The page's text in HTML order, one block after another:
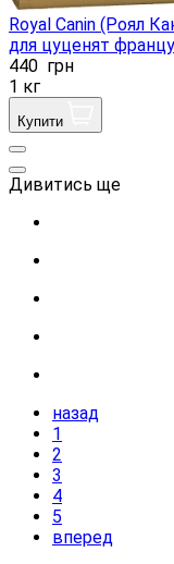
Royal Canin (Роял
для цуценят
440 грн
1 кг
Купити
Дивитись ще
назад
1
2
3
4
5
вперед